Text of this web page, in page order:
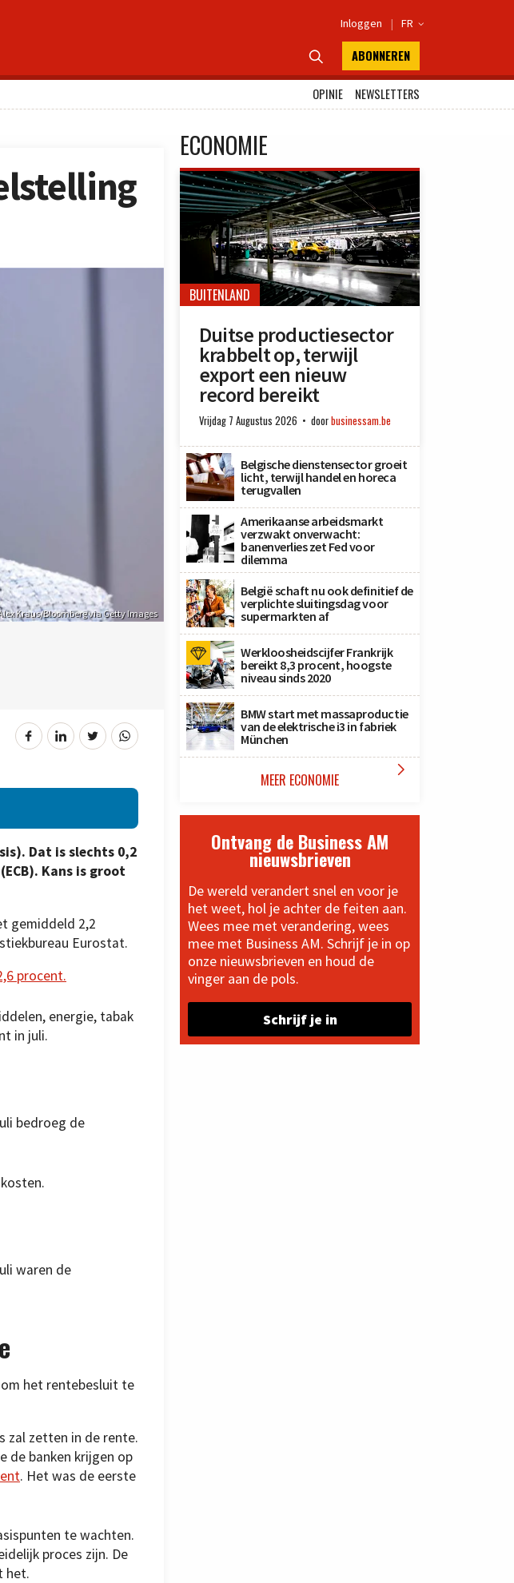
Inloggen | FR 
 ABONNEREN
OPINIE
NEWSLETTERS
Kraus/Bloomberg via Getty Images
Dat is slechts 0,2
Kans is groot
gemiddeld 2,2
Eurostat.
procent.
energie, tabak
in juli.
bedroeg de
waren de
om het rentebesluit te
zal zetten in de rente.
de banken krijgen op
. Het was de eerste
te wachten.
proces zijn. De
het.
ECONOMIE
BUITENLAND
Duitse productiesector
krabbelt op, terwijl
export een nieuw
record bereikt
Vrijdag 7 Augustus 2026 doorbusinessam.be
Belgische dienstensector groeit
licht, terwijl handel en horeca
terugvallen
Amerikaanse arbeidsmarkt
verzwakt onverwacht:
banenverlies zet Fed voor
dilemma
België schaft nu ook definitief de
verplichte sluitingsdag voor
supermarkten af
Werkloosheidscijfer Frankrijk
bereikt 8,3 procent, hoogste
niveau sinds 2020
BMW start met massaproductie
van de elektrische i3 in fabriek
München
MEER ECONOMIE 
Ontvang de Business AM
nieuwsbrieven
De wereld verandert snel en voor je
het weet, hol je achter de feiten aan.
Wees mee met verandering, wees
mee met Business AM. Schrijf je in op
onze nieuwsbrieven en houd de
vinger aan de pols.
Schrijf je in